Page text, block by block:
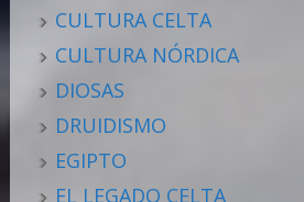
CULTURA CELTA
CULTURA NÓRDICA
DIOSAS
DRUIDISMO
EGIPTO
EL LEGADO CELTA